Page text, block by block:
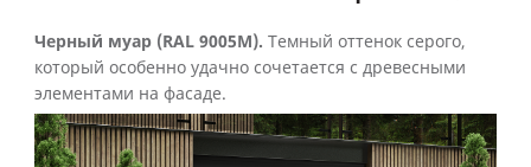
Черный муар (RAL 9005M). Темный оттенок серого,
который особенно удачно сочетается с древесными
элементами на фасаде.